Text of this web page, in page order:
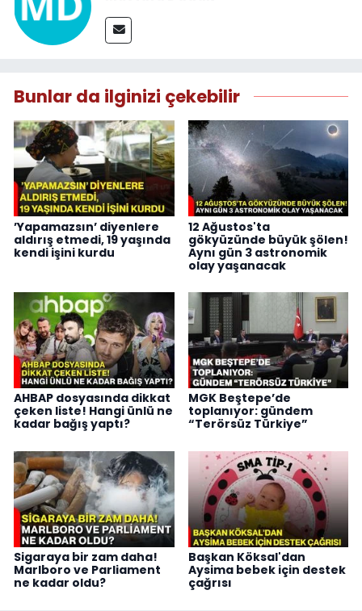
Bunlar da ilginizi çekebilir
’Yapamazsın’ diyenlere
aldırış etmedi, 19 yaşında
kendi işini kurdu
12 Ağustos'ta
gökyüzünde büyük şölen!
Aynı gün 3 astronomik
olay yaşanacak
AHBAP dosyasında dikkat
çeken liste! Hangi ünlü ne
kadar bağış yaptı?
MGK Beştepe’de
toplanıyor: gündem
“Terörsüz Türkiye”
Sigaraya bir zam daha!
Marlboro ve Parliament
ne kadar oldu?
Başkan Köksal'dan
Aysima bebek için destek
çağrısı